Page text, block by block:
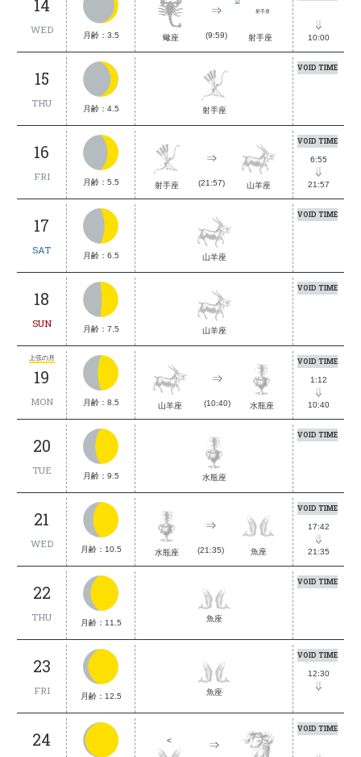
14
WED 月齢：3.5 蠍座 (9:59) 射手座 10:00
15
THU 月齢：4.5 射手座
VOID TIME
16
FRI 月齢：5.5 射手座 (21:57) 山羊座
VOID TIME
6:55
21:57
17
SAT 月齢：6.5 山羊座
VOID TIME
18
SUN 月齢：7.5 山羊座
VOID TIME
上弦の月
19
MON 月齢：8.5 山羊座 (10:40) 水瓶座
VOID TIME
1:12
10:40
20
TUE 月齢：9.5 水瓶座
VOID TIME
21
WED 月齢：10.5 水瓶座 (21:35) 魚座
VOID TIME
17:42
21:35
22
THU 月齢：11.5 魚座
VOID TIME
23
FRI 月齢：12.5 魚座
VOID TIME
12:30
24 <
VOID TIME